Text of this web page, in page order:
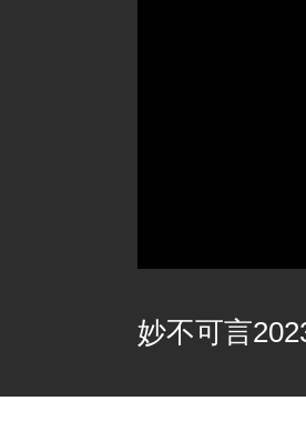
妙不可言